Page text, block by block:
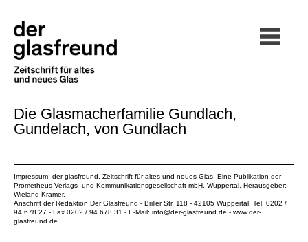
Die Glasmacherfamilie Gundlach,
Gundelach, von Gundlach
Impressum: der glasfreund. Zeitschrift für altes und neues Glas. Eine Publikation der
Prometheus Verlags- und Kommunikationsgesellschaft mbH , Wuppertal. Herausgeber:
Wieland Kramer.
Anschrift der Redaktion Der Glasfreund - Briller Str. 118 - 42105 Wuppertal. Tel. 0202 /
94 678 27 - Fax 0202 / 94 678 31 - E-Mail: info@der-glasfreund.de - www.der-
glasfreund.de